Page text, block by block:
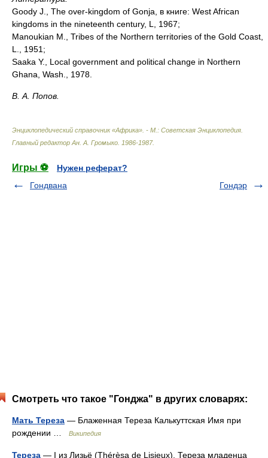
Goody J., The over-kingdom of Gonja, в книге: West African
kingdoms in the nineteenth century, L, 1967;
Manoukian M., Tribes of the Northern territories of the Gold Coast,
L., 1951;
Saaka Y., Local government and political change in Northern
Ghana, Wash., 1978.
В. А. Попов.
Энциклопедический справочник «Африка». - М.: Советская Энциклопедия
Главный редактор Ан. А. Громыко 1986-1987.
Игры ⚽
Нужен реферат?
Гондвана
Гондэр
Смотреть что такое "Гонджа" в других словарях:
Мать Тереза — Блаженная Тереза Калькуттская Имя при
рождении …
Википедия
Тереза — I из Лизьё (Thérèsa de Lisieux), Тереза младенца